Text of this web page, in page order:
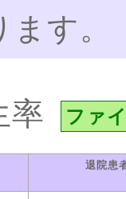
す。
率 ファ
退院患